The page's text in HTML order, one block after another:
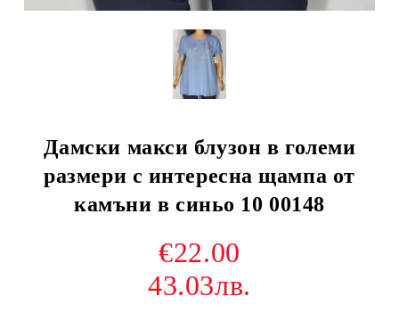
Дамски макси блузон в големи
размери с интересна щампа от
камъни в синьо 10 00148
€22.00
43.03лв.